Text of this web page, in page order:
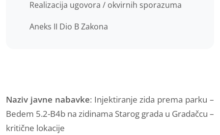
Realizacija ugovora / okvirnih sporazuma
Aneks II Dio B Zakona
Naziv javne nabavke: Injektiranje zida prema parku –
Bedem 5.2-B4b na zidinama Starog grada u Gradačcu –
kritične lokacije